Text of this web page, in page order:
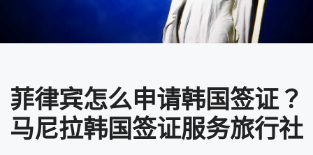
菲律宾怎么申请韩国签证？
马尼拉韩国签证服务旅行社